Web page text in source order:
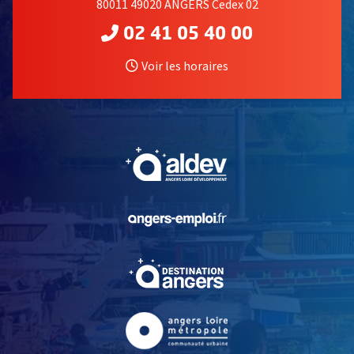
80011 49020 ANGERS Cedex 02
02 41 05 40 00
Voir les horaires
, Ouvre une nouvelle
, Ouvre une nouvelle